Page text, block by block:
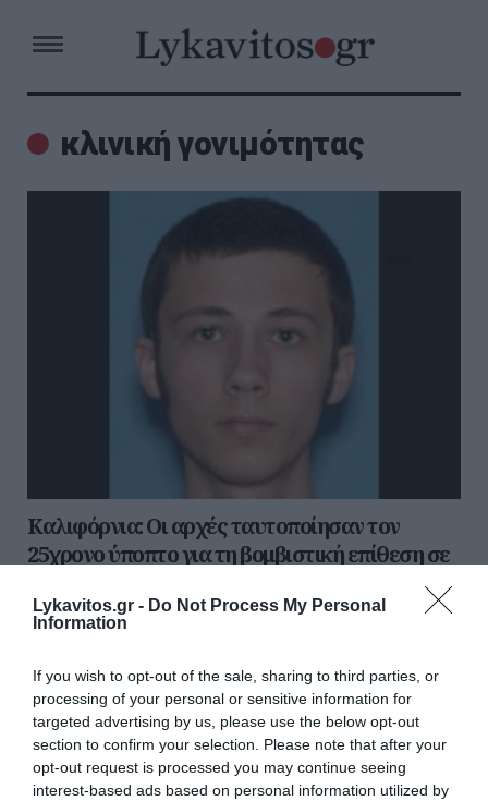
Lykavitos.gr - Do Not Process My Personal
Information
If you wish to opt-out of the sale, sharing to third parties, or
processing of your personal or sensitive information for
targeted advertising by us, please use the below opt-out
section to confirm your selection. Please note that after your
opt-out request is processed you may continue seeing
interest-based ads based on personal information utilized by
κλινική γονιμότητας
Καλιφόρνια: Οι αρχές ταυτοποίησαν τον
25χρονο ύποπτο για τη βομβιστική επίθεση σε
Το FBI ταυτοποίησε έναν 25χρονο άνδρα από την
γονιμότητας στο Παλμ Σπρινγκς. Οι αρχές λένε ότι...
18 Μαΐου 2025
Ροή ειδήσεων
Γιατί δεν υπήρχαν μικροσκοπικοί δεινόσαυροι;